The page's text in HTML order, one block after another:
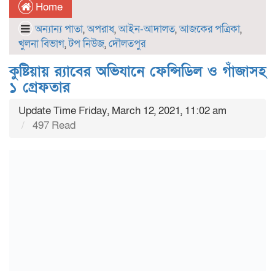
Home
অন্যান্য পাতা,অপরাধ,আইন-আদালত,আজকের পত্রিকা,
খুলনা বিভাগ,টপ নিউজ,দৌলতপুর
কুষ্টিয়ায় র‌্যাবের অভিযানে ফেন্সিডিল ও গাঁজাসহ
১ গ্রেফতার
Update Time Friday, March 12, 2021, 11:02 am
497 Read